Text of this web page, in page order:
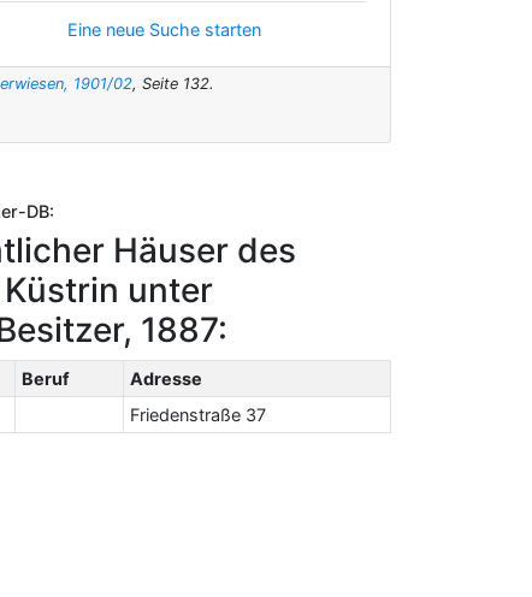
Eine neue Suche starten
1901/02, Seite 132.
DB:
Häuser des
unter
1887:
Beruf
Adresse
Friedenstraße 37